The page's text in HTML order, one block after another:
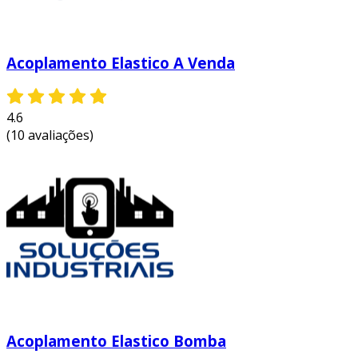
capaz de corrigir desalinhamentos
eficiência operacional mesmo em
facilidade de instalação:
a montagem e a desmontagem, o que é
benéfico para manutenção rápida e
eficient.
durabilidade:fabricados com materiais
de alta qualidade, garantem uma longa
esses benefícios tornam o acoplamento
Acoplamento Elastico A Venda
4.6
(10 avaliações)
Acoplamento Elastico Bomba